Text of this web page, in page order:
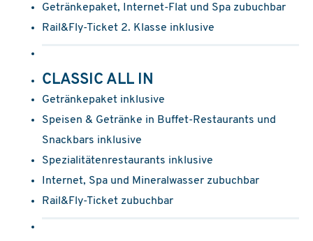
Getränkepaket, Internet-Flat und Spa zubuchbar
Rail&Fly-Ticket 2. Klasse inklusive
CLASSIC ALL IN
Getränkepaket inklusive
Speisen & Getränke in Buffet-Restaurants und
Snackbars inklusive
Spezialitätenrestaurants inklusive
Internet, Spa und Mineralwasser zubuchbar
Rail&Fly-Ticket zubuchbar